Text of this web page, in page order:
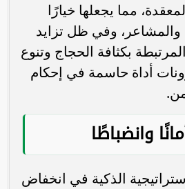
مما يجعلها خيارًا
والمشاعر، وفي ظل تزايد
بكثافة الحجاج وتنوع
أداة حاسمة في إحكام
وانضباطًا
الذكية في انخفاض